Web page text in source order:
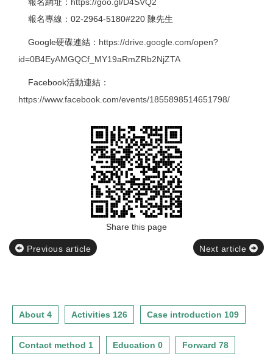
報名專線：02-2964-5180#220 陳先生
Google硬碟連結： https://drive.google.com/open?
id=0B4EyAMGQCf_MY19aRmZRb2NjZTA
Facebook活動連結：
https://www.facebook.com/events/1855898514651798/
Share this page
Previous article Next article
About 4 Activities 126 Case introduction 109
Contact method 1 Education 0 Forward 78